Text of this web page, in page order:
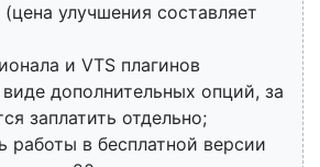
улучшения составляет
и VTS плагинов
дополнительных опций, за
заплатить отдельно;
работы в бесплатной версии